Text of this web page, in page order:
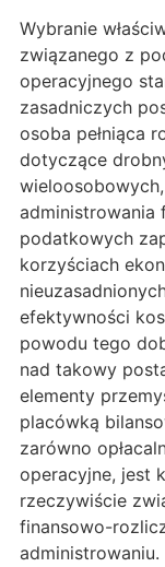
Wybranie
związanego z
operacyjnego
zasadniczych
osoba pełniąca
dotyczące
administrowania
podatkowych
korzyściach
efektywności
powodu tego
nad takowy
elementy
placówką
zarówno
operacyjne, jest
rzeczywiście
finansowo-